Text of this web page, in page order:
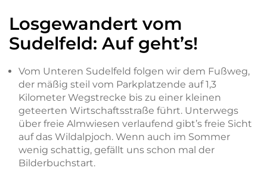
Losgewandert vom
Sudelfeld: Auf geht’s!
Vom Unteren Sudelfeld folgen wir dem Fußweg,
der mäßig steil vom Parkplatzende auf 1,3
Kilometer Wegstrecke bis zu einer kleinen
geteerten Wirtschaftsstraße führt. Unterwegs
über freie Almwiesen verlaufend gibt’s freie Sicht
auf das Wildalpjoch. Wenn auch im Sommer
wenig schattig, gefällt uns schon mal der
Bilderbuchstart.